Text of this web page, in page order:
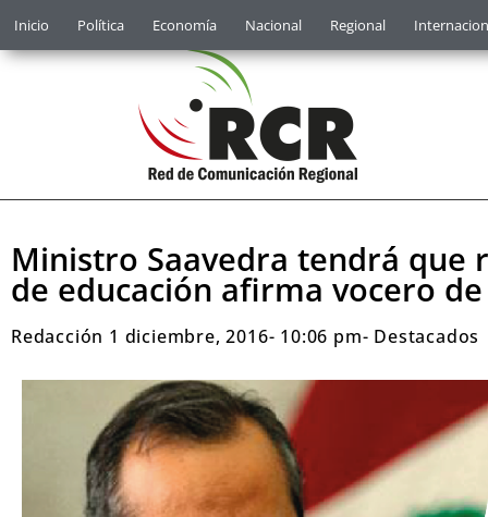
Inicio Política Economía Nacional Regional
Ministro Saavedra tendrá que
de educación afirma vocero
Redacción 1 diciembre, 2016- 10:06 pm- Destacados